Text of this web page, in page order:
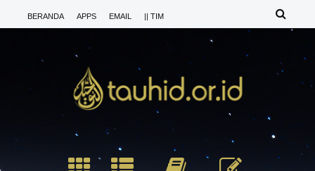
BERANDA APPS EMAIL || TIM